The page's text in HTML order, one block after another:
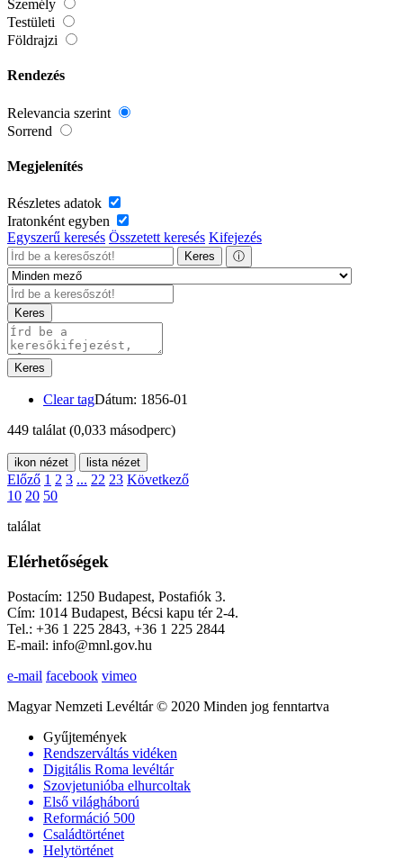
Személy
Testületi
Földrajzi
Rendezés
Relevancia szerint
Sorrend
Megjelenítés
Részletes adatok
Iratonként egyben
Egyszerű keresés Összetett keresés Kifejezés
Keres ⓘ
Keres
Keres
Clear tagDátum: 1856-01
449 találat (0,033 másodperc)
ikon nézet lista nézet
Előző 1 2 3 ... 22 23 Következő
10 20 50
találat
Elérhetőségek
Postacím: 1250 Budapest, Postafiók 3.
Cím: 1014 Budapest, Bécsi kapu tér 2-4.
Tel.: +36 1 225 2843, +36 1 225 2844
E-mail: info@mnl.gov.hu
e-mail facebook vimeo
Magyar Nemzeti Levéltár © 2020 Minden jog fenntartva
Gyűjtemények
Rendszerváltás vidéken
Digitális Roma levéltár
Szovjetunióba elhurcoltak
Első világháború
Reformáció 500
Családtörténet
Helytörténet